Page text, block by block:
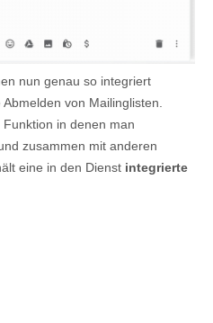
nun genau so integriert
von Mailinglisten.
in denen man
zusammen mit anderen
eine in den Dienst integrierte